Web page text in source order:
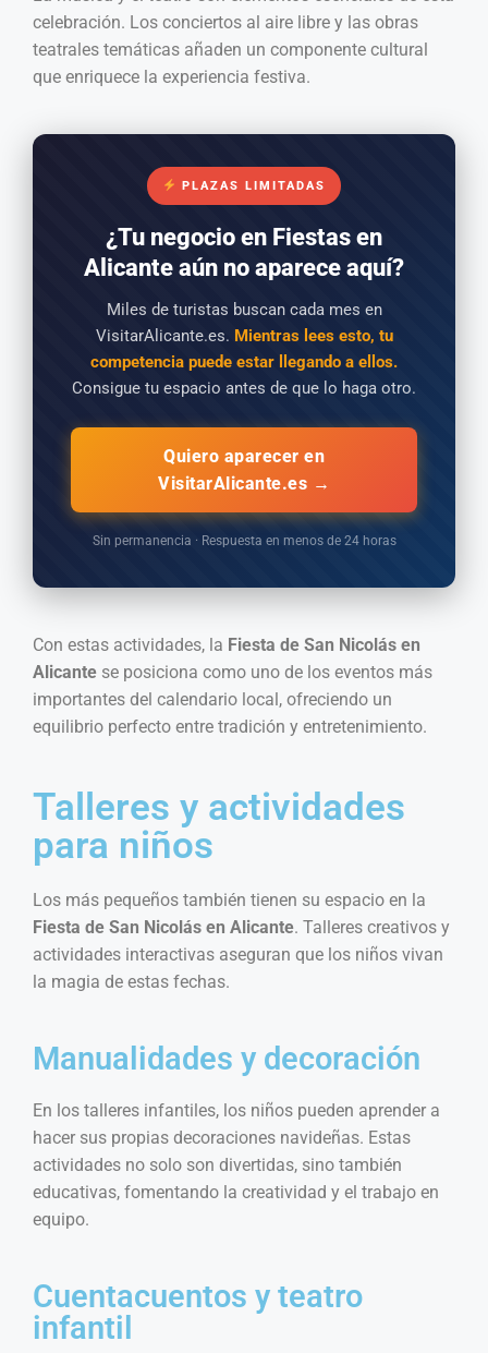
celebración. Los conciertos al aire libre y las obras
teatrales temáticas añaden un componente cultural
que enriquece la experiencia festiva.
PLAZAS LIMITADAS
¿Tu negocio en Fiestas en
Alicante aún no aparece aquí?
Miles de turistas buscan cada mes en
VisitarAlicante.es. Mientras lees esto, tu
competencia puede estar llegando a ellos.
Consigue tu espacio antes de que lo haga otro.
Quiero aparecer en
VisitarAlicante.es →
Sin permanencia · Respuesta en menos de 24 horas
Con estas actividades, la Fiesta de San Nicolás en
Alicante se posiciona como uno de los eventos más
importantes del calendario local, ofreciendo un
equilibrio perfecto entre tradición y entretenimiento.
Talleres y actividades
para niños
Los más pequeños también tienen su espacio en la
Fiesta de San Nicolás en Alicante. Talleres creativos y
actividades interactivas aseguran que los niños vivan
la magia de estas fechas.
Manualidades y decoración
En los talleres infantiles, los niños pueden aprender a
hacer sus propias decoraciones navideñas. Estas
actividades no solo son divertidas, sino también
educativas, fomentando la creatividad y el trabajo en
equipo.
Cuentacuentos y teatro
infantil